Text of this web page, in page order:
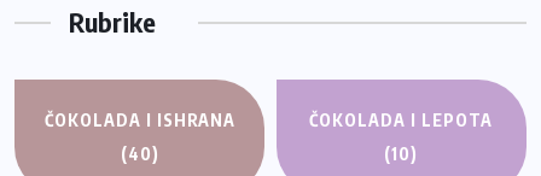
Rubrike
ČOKOLADA I ISHRANA
(40)
ČOKOLADA I LEPOTA
(10)